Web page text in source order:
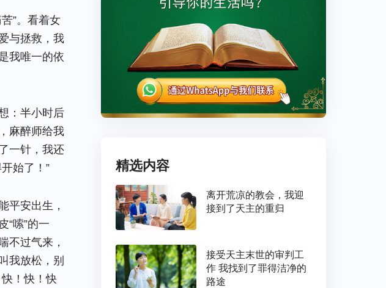
”。看着女
与拯救，我
我唯一的依
：半小时后
麻醉师给我
一针，我还
始了！”
平安出生，
“嗦”的一
不过气来，
我放松，别
！快！快
精选内容
离开荒凉的教会，我迎
接到了天主的重归
接受天主末世的审判工
作 我找到了罪得洁净的
路途